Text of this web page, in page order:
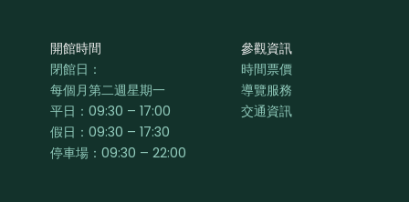
開館時間
閉館日：
每個月第二週星期一
平日： 09:30 – 17:00
假日：09:30 – 17:30
停車場：09:30 – 22:00
參觀資訊
時間票價
導覽服務
交通資訊